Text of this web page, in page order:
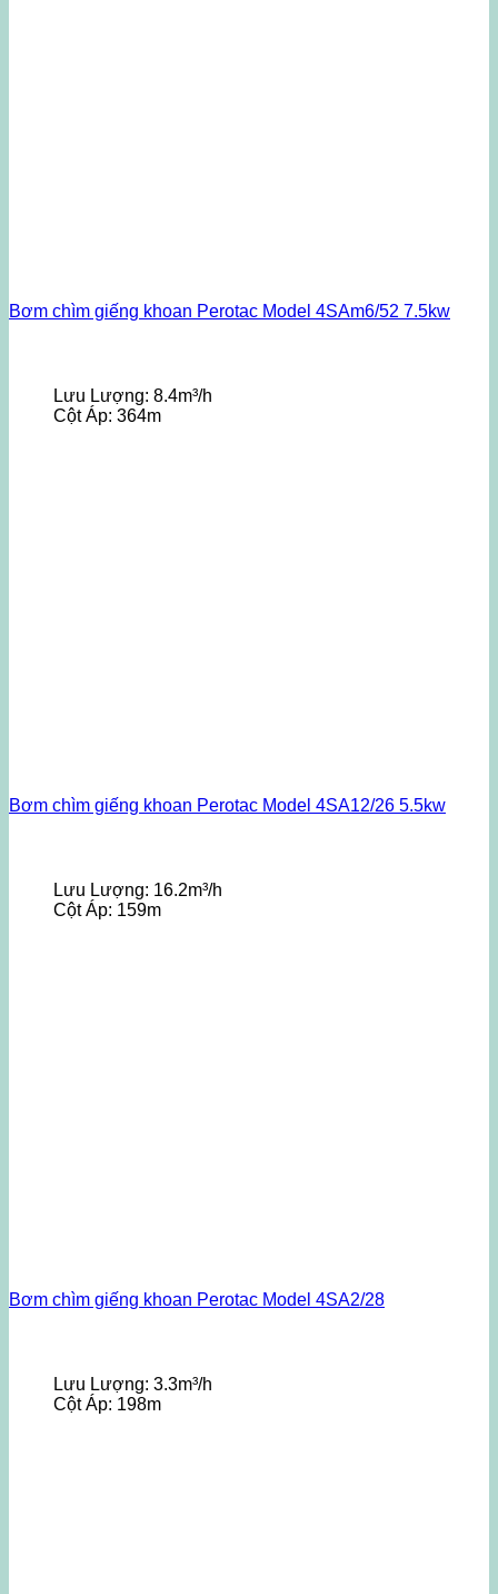
Bơm chìm giếng khoan Perotac Model 4SAm6/52 7.5kw
Lưu Lượng: 8.4m³/h
Cột Áp: 364m
Bơm chìm giếng khoan Perotac Model 4SA12/26 5.5kw
Lưu Lượng: 16.2m³/h
Cột Áp: 159m
Bơm chìm giếng khoan Perotac Model 4SA2/28
Lưu Lượng: 3.3m³/h
Cột Áp: 198m